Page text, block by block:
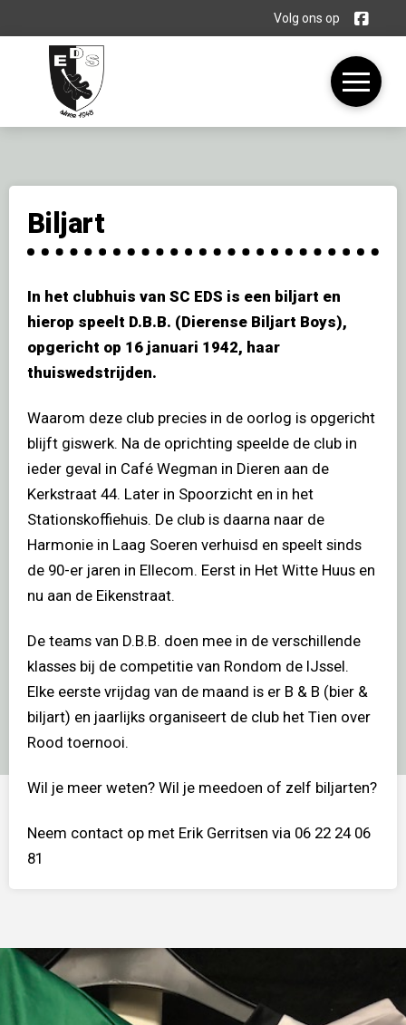
Volg ons op
Biljart
In het clubhuis van SC EDS is een biljart en
hierop speelt D.B.B. (Dierense Biljart Boys),
opgericht op 16 januari 1942, haar
thuiswedstrijden.
Waarom deze club precies in de oorlog is opgericht
blijft giswerk. Na de oprichting speelde de club in
ieder geval in Café Wegman in Dieren aan de
Kerkstraat 44. Later in Spoorzicht en in het
Stationskoffiehuis. De club is daarna naar de
Harmonie in Laag Soeren verhuisd en speelt sinds
de 90-er jaren in Ellecom. Eerst in Het Witte Huus en
nu aan de Eikenstraat.
De teams van D.B.B. doen mee in de verschillende
klasses bij de competitie van Rondom de IJssel.
Elke eerste vrijdag van de maand is er B & B (bier &
biljart) en jaarlijks organiseert de club het Tien over
Rood toernooi.
Wil je meer weten? Wil je meedoen of zelf biljarten?
Neem contact op met Erik Gerritsen via 06 22 24 06
81